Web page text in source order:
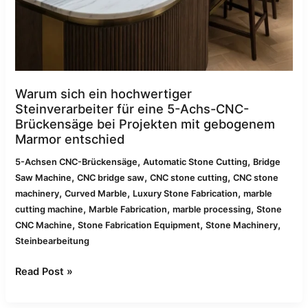
Warum sich ein hochwertiger
Steinverarbeiter für eine 5-Achs-CNC-
Brückensäge bei Projekten mit gebogenem
Marmor entschied
5-Achsen CNC-Brückensäge,Automatic Stone Cutting, Bridge
Saw Machine,CNC bridge saw,CNC stone cutting,CNC stone
machinery,Curved Marble, Luxury Stone Fabrication,marble
cutting machine, Marble Fabrication,marble processing,Stone
CNC Machine,Stone Fabrication Equipment,Stone Machinery,
Steinbearbeitung
entschied
Read Post »